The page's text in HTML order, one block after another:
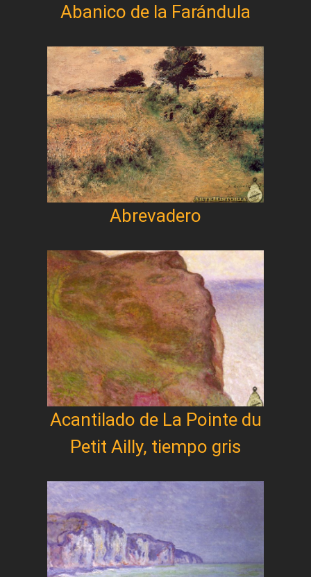
Abanico de la Farándula
Abrevadero
Acantilado de La Pointe du
Petit Ailly, tiempo gris